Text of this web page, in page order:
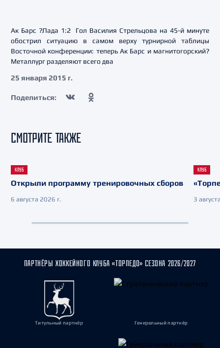
Ак Барс ?Лада 1:2 Гол Василия Стрельцова на 45-й минуте
обострил ситуацию в самом верху турнирной таблицы
Восточной конференции: теперь Ак Барс и магнитогорский?
Металлург разделяют всего два
25 января 2015 г.
Поделиться:
СМОТРИТЕ ТАКЖЕ
КЛУБ
Открыли программу тренировочных сборов
6 августа 2026 г.
КЛУБ
3
ПАРТНЁРЫ ХОККЕЙНОГО КЛУБА «ТОРПЕДО» СЕЗОНА 2026/2027
Титульный партнёр Генеральный партнёр